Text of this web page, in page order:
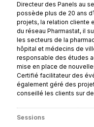
Directeur des Panels au
possède plus de 20 ans
projets, la relation cliente
du réseau Pharmastat, il
les secteurs de la
hôpital et médecins de
responsable des études
mise en place de
Certifié facilitateur des
également géré des
conseillé les clients sur
Sessions